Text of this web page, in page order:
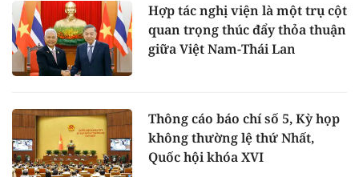
Hợp tác nghị viện là một trụ cột
quan trọng thúc đẩy thỏa thuận
giữa Việt Nam-Thái Lan
Thông cáo báo chí số 5, Kỳ họp
không thường lệ thứ Nhất,
Quốc hội khóa XVI